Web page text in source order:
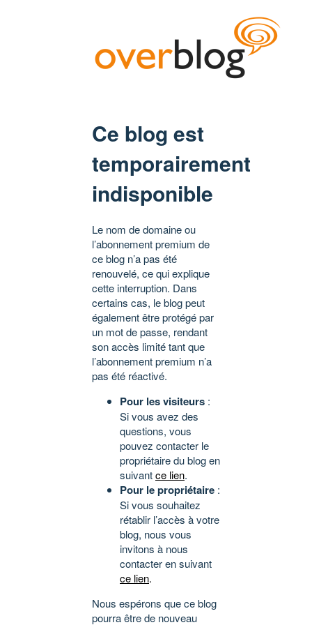
Ce blog est
temporairement
indisponible
Le nom de domaine ou
l’abonnement premium de
ce blog n’a pas été
renouvelé, ce qui explique
cette interruption. Dans
certains cas, le blog peut
également être protégé par
un mot de passe, rendant
son accès limité tant que
l’abonnement premium n’a
pas été réactivé.
Pour les visiteurs :
Si vous avez des
questions, vous
pouvez contacter le
propriétaire du blog en
suivantce lien.
Pour le propriétaire :
Si vous souhaitez
rétablir l’accès à votre
blog, nous vous
invitons à nous
contacter en suivant
ce lien.
Nous espérons que ce blog
pourra être de nouveau